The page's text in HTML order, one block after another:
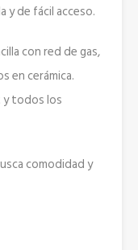
y de fácil acceso.
con red de gas,
en cerámica.
todos los
comodidad y